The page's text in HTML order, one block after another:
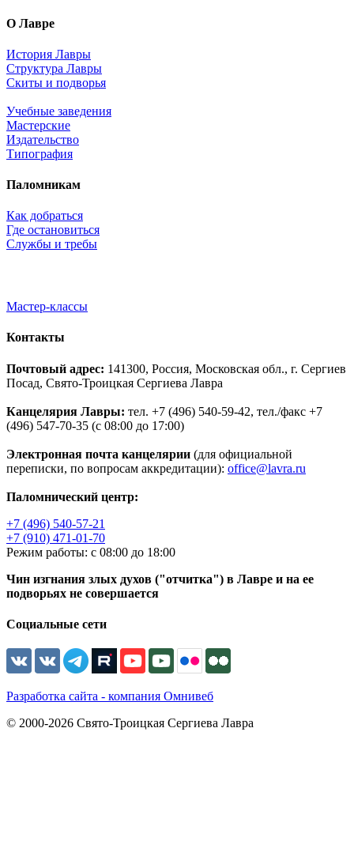
О Лавре
История Лавры
Структура Лавры
Скиты и подворья
Учебные заведения
Мастерские
Издательство
Типография
Паломникам
Как добраться
Где остановиться
Службы и требы
Мастер-классы
Контакты
Почтовый адрес: 141300, Россия, Московская обл., г. Сергиев
Посад, Свято-Троицкая Сергиева Лавра
Канцелярия Лавры: тел. +7 (496) 540-59-42, тел./факс +7
(496) 547-70-35 (с 08:00 до 17:00)
Электронная почта канцелярии (для официальной
переписки, по вопросам аккредитации): office@lavra.ru
Паломнический центр:
+7 (496) 540-57-21
+7 (910) 471-01-70
Режим работы: с 08:00 до 18:00
Чин изгнания злых духов ("отчитка") в Лавре и на ее
подворьях не совершается
Социальные сети
Разработка сайта - компания Омнивеб
© 2000-2026 Свято-Троицкая Сергиева Лавра